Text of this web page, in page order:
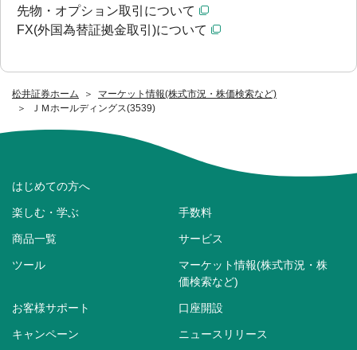
松井証券ホーム
マーケット情報(株式市況・株価検索など)
ＪＭホールディングス(3539)
先物・オプション取引について
FX(外国為替証拠金取引)について
はじめての方へ
楽しむ・学ぶ 手数料
商品一覧 サービス
ツール
マーケット情報(株式市況・株
価検索など)
お客様サポート 口座開設
キャンペーン ニュースリリース